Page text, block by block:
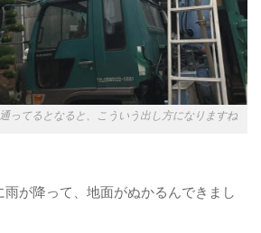
ってるとなると、こういう出し方になりますね
雨が降って 、地面がぬかるんできまし